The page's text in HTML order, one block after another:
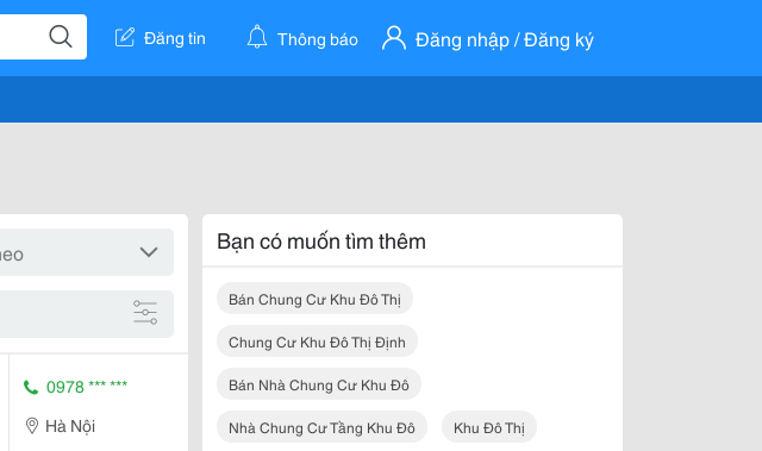
Đăng tin Thông báo Đăng nhập / Đăng ký
0978 *** ***
Hà Nội
Bạn có muốn tìm thêm
Bán Chung Cư Khu Đô Thị
Chung Cư Khu Đô Thị Định
Bán Nhà Chung Cư Khu Đô
Nhà Chung Cư Tầng Khu Đô Khu Đô Thị